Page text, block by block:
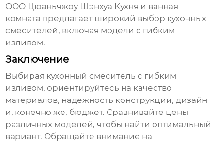
ООО Цюаньчжоу Шэнхуа Кухня и ванная
комната предлагает широкий выбор кухонных
смесителей, включая модели с гибким
изливом.
Заключение
Выбирая кухонный смеситель с гибким
изливом, ориентируйтесь на качество
материалов, надежность конструкции, дизайн
и, конечно же, бюджет. Сравнивайте цены
различных моделей, чтобы найти оптимальный
вариант. Обращайте внимание на